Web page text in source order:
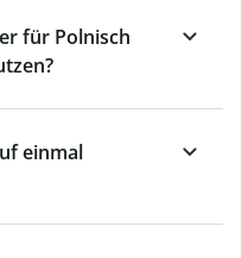
für Polnisch
einmal